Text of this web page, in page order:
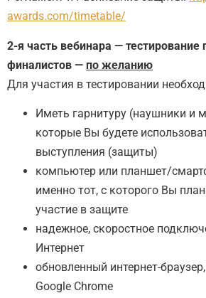
awards.com/timetable/
2-я часть вебинара — тестирование
финалистов — по желанию
Для участия в тестировании
Иметь гарнитуру (наушники и
которые Вы будете
выступления (защиты)
компьютер или планшет/
именно тот, с которого Вы
участие в защите
надежное, скоростное
Интернет
обновленный интернет-
Google Chrome